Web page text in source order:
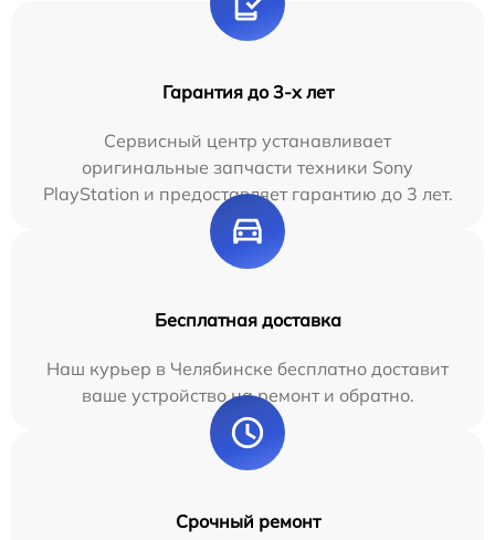
Гарантия до 3-х лет
Сервисный центр устанавливает
оригинальные запчасти техники Sony
PlayStation и предоставляет гарантию до 3 лет.
Бесплатная доставка
Наш курьер в Челябинске бесплатно доставит
ваше устройство на ремонт и обратно.
Срочный ремонт